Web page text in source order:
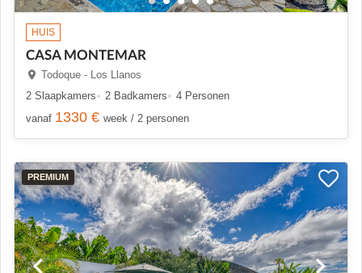
HUIS
CASA MONTEMAR
Todoque - Los Llanos
2 Slaapkamers
2 Badkamers
4 Personen
vanaf 1330 € week / 2 personen
PREMIUM